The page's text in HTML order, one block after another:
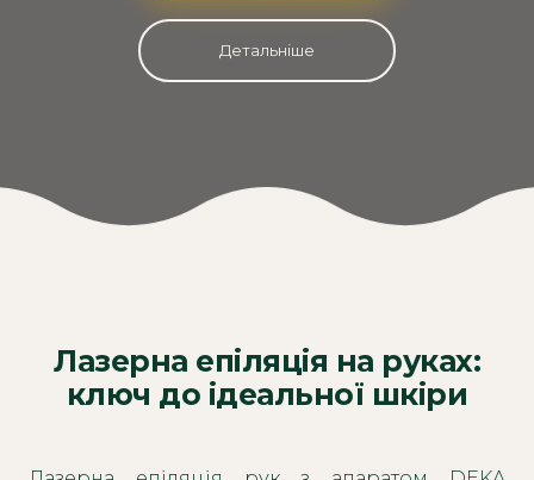
Детальніше
Лазерна епіляція на руках:
ключ до ідеальної шкіри